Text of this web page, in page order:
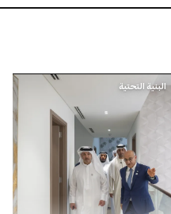
البنية التحتية